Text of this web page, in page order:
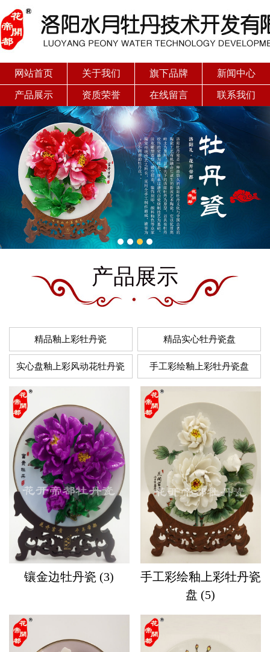
网站首页 关于我们 旗下品牌 新闻中心
产品展示 资质荣誉 在线留言 联系我们
产品展示
精品釉上彩牡丹瓷 精品实心牡丹瓷盘
实心盘釉上彩风动花牡丹瓷 手工彩绘釉上彩牡丹瓷盘
镶金边牡丹瓷 (3)
手工彩绘釉上彩牡丹瓷
盘 (5)